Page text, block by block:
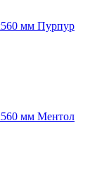
мм Пурпур
мм Ментол